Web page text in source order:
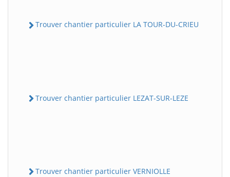
Trouver chantier particulier LA TOUR-DU-CRIEU
Trouver chantier particulier LEZAT-SUR-LEZE
Trouver chantier particulier VERNIOLLE